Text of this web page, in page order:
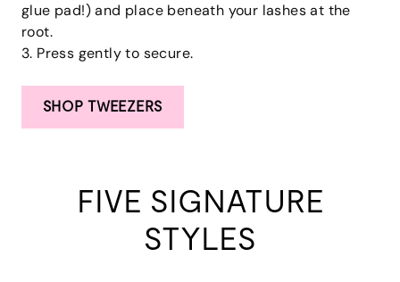
glue pad!) and place beneath your lashes at the
root.
3. Press gently to secure.
SHOP TWEEZERS
FIVE SIGNATURE
STYLES